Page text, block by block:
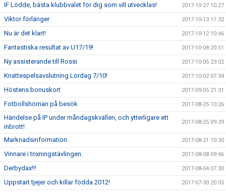
IF Lödde, bästa klubbvalet för dig som vill utvecklas! 2017-10-27 10:27
Viktor förlänger 2017-10-13 11:32
Nu är det klart! 2017-10-12 10:46
Fantastiska resultat av U17/19! 2017-10-08 20:51
Ny assisterande till Rossi 2017-10-05 23:02
Knattespelsavslutning Lördag 7/10! 2017-10-02 07:34
Höstens bonuskort 2017-09-05 21:31
Fotbollshörnan på besök 2017-08-25 10:26
Händelse på IP under måndagskvällen, och ytterligare ett
inbrott!
2017-08-25 09:39
Marknadsinformation 2017-08-21 10:30
Vinnare i trixningstävlingen. 2017-08-08 09:46
Derbydax!!! 2017-08-04 07:30
Uppstart tjejer och killar födda 2012! 2017-07-30 20:05